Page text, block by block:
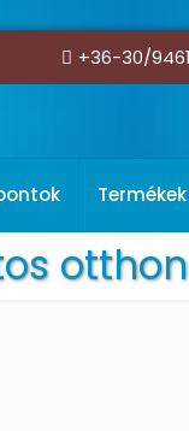
+36-30/
Termékek